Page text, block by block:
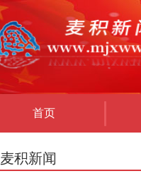
首页
麦积新闻